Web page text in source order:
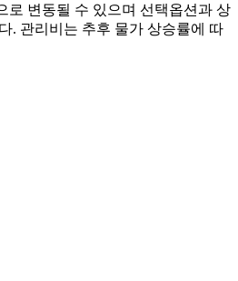
로 변동될 수 있으며 선택옵션과 상
. 관리비는 추후 물가 상승률에 따